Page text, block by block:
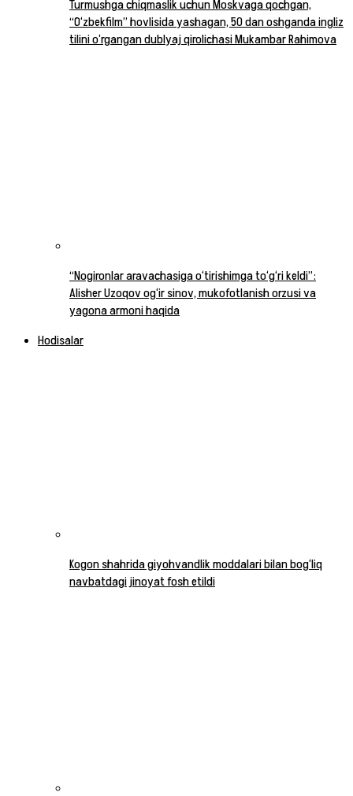
Turmushga chiqmaslik uchun Moskvaga qochgan,
“O‘zbekfilm” hovlisida yashagan, 50 dan oshganda ingliz
tilini o‘rgangan dublyaj qirolichasi Mukambar Rahimova
“Nogironlar aravachasiga o‘tirishimga to‘g‘ri keldi”:
Alisher Uzoqov og‘ir sinov, mukofotlanish orzusi va
yagona armoni haqida
Hodisalar
Kogon shahrida giyohvandlik moddalari bilan bog‘liq
navbatdagi jinoyat fosh etildi